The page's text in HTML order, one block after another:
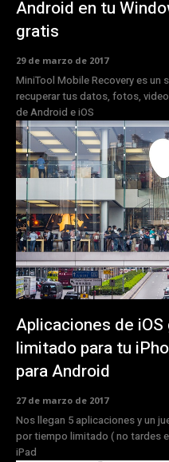
Android en tu
gratis
29 de marzo de 2017
MiniTool Mobile Recovery es
recuperar tus datos, fotos,
de Android e iOS
Aplicaciones de
limitado para tu
para Android
27 de marzo de 2017
Nos llegan 5 aplicaciones y un
por tiempo limitado ( no tardes
iPad